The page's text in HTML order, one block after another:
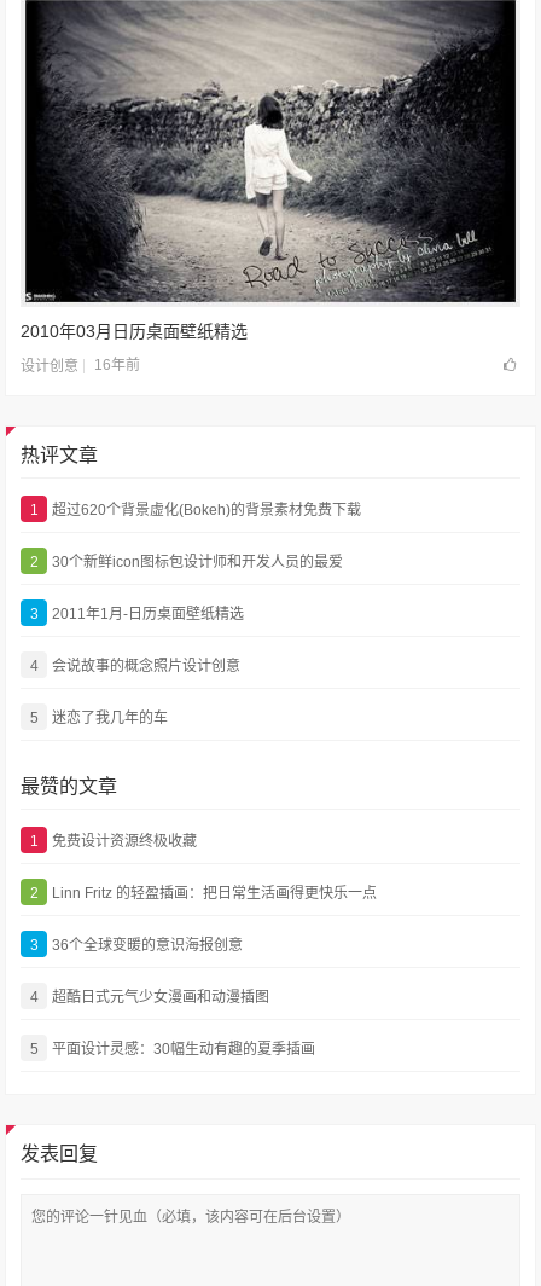
2010年03月日历桌面壁纸精选
设计创意 16年前
热评文章
1 超过620个背景虚化(Bokeh)的背景素材免费下载
2 30个新鲜icon图标包设计师和开发人员的最爱
3 2011年1月-日历桌面壁纸精选
4 会说故事的概念照片设计创意
5 迷恋了我几年的车
最赞的文章
1 免费设计资源终极收藏
2 Linn Fritz 的轻盈插画：把日常生活画得更快乐一点
3 36个全球变暖的意识海报创意
4 超酷日式元气少女漫画和动漫插图
5 平面设计灵感：30幅生动有趣的夏季插画
发表回复